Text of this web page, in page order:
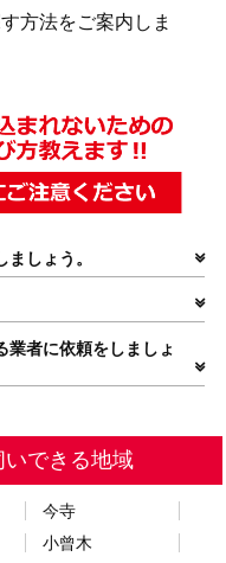
方法をご案内しま
しょう。
業者に依頼をしましょ
できる地域
今寺
小曾木